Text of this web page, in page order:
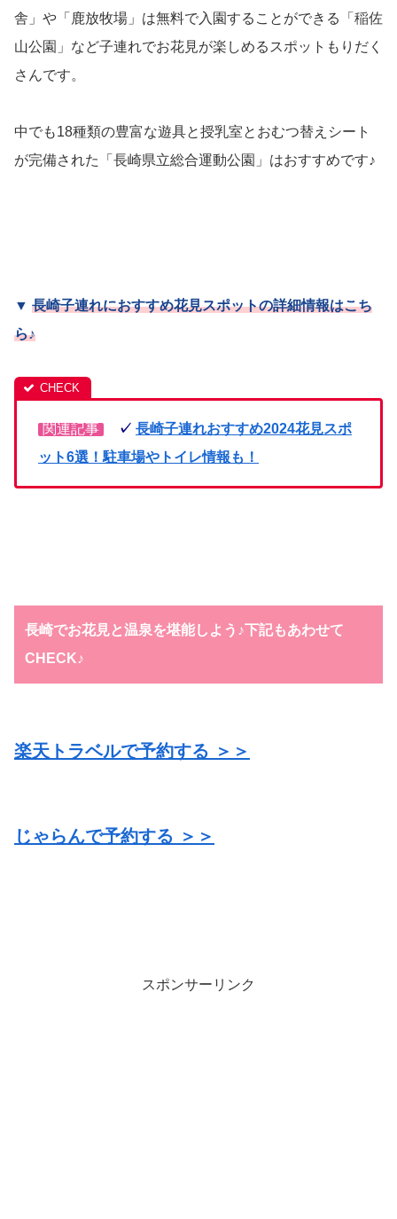
舎」や「鹿放牧場」は無料で入園することができる「稲佐
山公園」など子連れでお花見が楽しめるスポットもりだく
さんです。
中でも18種類の豊富な遊具と授乳室とおむつ替えシート
が完備された「長崎県立総合運動公園」はおすすめです♪
▼ 長崎子連れにおすすめ花見スポットの詳細情報はこち
ら♪
関連記事 ✓ 長崎子連れおすすめ2024花見スポ
ット6選！駐車場やトイレ情報も！
長崎でお花見と温泉を堪能しよう♪下記もあわせて
CHECK♪
楽天トラベルで予約する ＞＞
じゃらんで予約する ＞＞
スポンサーリンク